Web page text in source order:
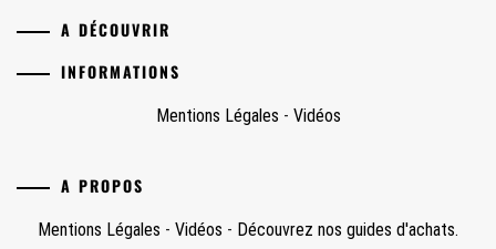
A DÉCOUVRIR
INFORMATIONS
Mentions Légales - Vidéos
A PROPOS
Mentions Légales - Vidéos - Découvrez nos guides d'achats.